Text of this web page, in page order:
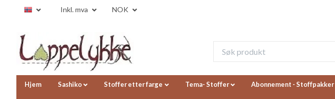
Inkl. mva NOK
Hjem Sashiko Stoffer etter farge Tema- Stoffer Abonnement - Stoffpakker